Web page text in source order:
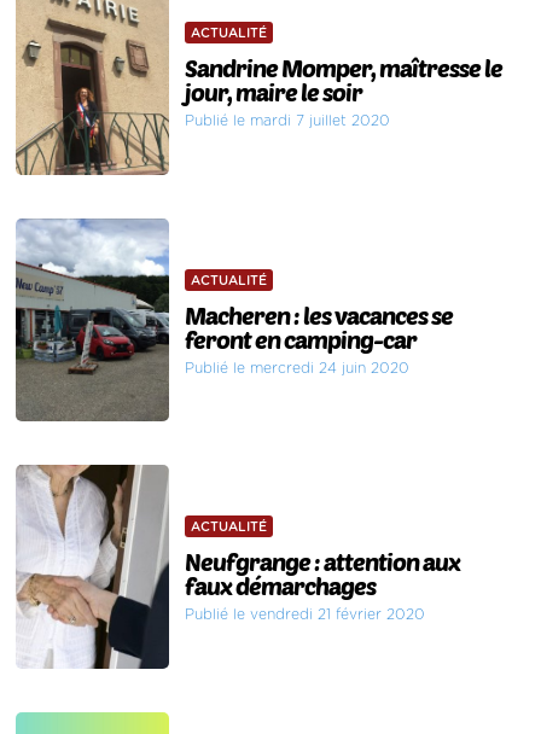
ACTUALITÉ
Sandrine Momper, maîtresse le
jour, maire le soir
Publié le mardi 7 juillet 2020
ACTUALITÉ
Macheren : les vacances se
feront en camping-car
Publié le mercredi 24 juin 2020
ACTUALITÉ
Neufgrange : attention aux
faux démarchages
Publié le vendredi 21 février 2020